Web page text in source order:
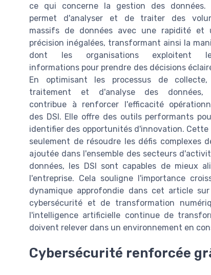
ce qui concerne la gestion des données.
permet d'analyser et de traiter des
massifs de données avec une rapidité et
précision inégalées, transformant ainsi la
dont les organisations exploitent
informations pour prendre des décisions
En optimisant les processus de
traitement et d'analyse des données,
contribue à renforcer l'efficacité
des DSI. Elle offre des outils performants
identifier des opportunités d'innovation.
seulement de résoudre les défis complexes
ajoutée dans l'ensemble des secteurs
données, les DSI sont capables de mieux
l'entreprise. Cela souligne l'importance
dynamique approfondie dans cet article sur
cybersécurité et de transformation
l'intelligence artificielle continue de
doivent relever dans un environnement en
Cybersécurité renforcée